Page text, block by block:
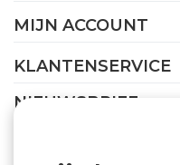
MIJN ACCOUNT
KLANTENSERVICE
NIEUWSBRIEF
Abonneer je op onze